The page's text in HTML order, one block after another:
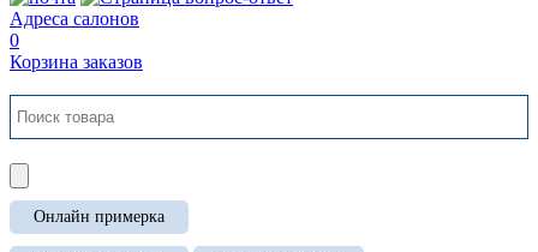
Адреса салонов
0
Корзина заказов
Онлайн примерка